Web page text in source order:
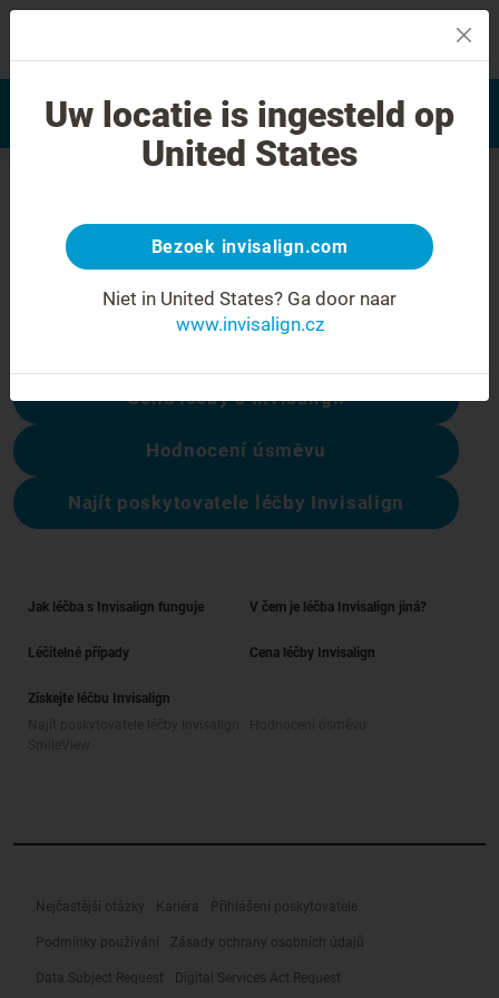
Hodnocení úsměvu
Najít poskytovatele léčby
Invisalign
Chyba 404
Přestaňte se mračit
Tato stránka není k dispozici, ale ostatní
Cena léčby s Invisalign
Hodnocení úsměvu
Najít poskytovatele léčby Invisalign
Jak léčba s Invisalign funguje V čem je léčba Invisalign jiná?
Léčitelné případy Cena léčby Invisalign
Získejte léčbu Invisalign
Nejčastější otázky Kariéra Přihlášení poskytovatele
Podmínky používání Zásady ochrany osobních údajů
Data Subject Request Digital Services Act Request
Uw locatie is ingesteld op
United States
Bezoek invisalign.com
Niet in United States? Ga door naar
www.invisalign.cz